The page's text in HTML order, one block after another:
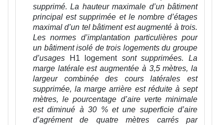
supprimé.La hauteur maximale d’un bâtiment
principal est supprimée et le nombre d’étages
maximal d’un tel bâtiment est augmenté à trois.
Les normes d’implantation particulières pour
un bâtiment isolé de trois logements du groupe
d’usages
H1 logement sont supprimées. La
marge latérale est augmentée à 3,5 mètres, la
largeur combinée des cours latérales est
supprimée, la marge arrière est réduite à sept
mètres, le pourcentage d’aire verte minimale
est diminué à 30 % et une superficie d’aire
d’agrément de quatre mètres carrés par